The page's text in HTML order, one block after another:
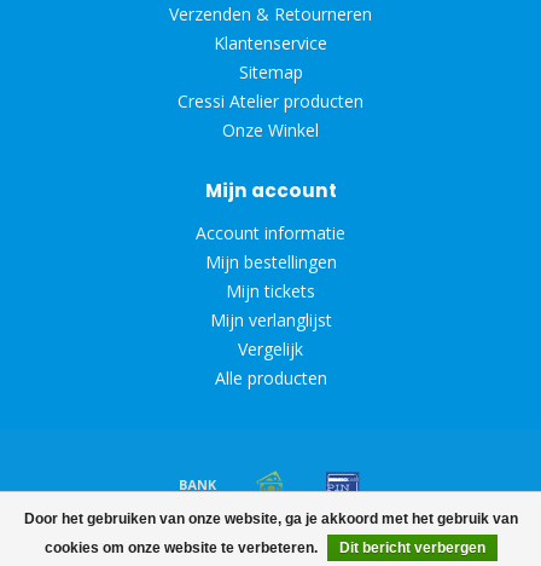
Door het gebruiken van onze website, ga je akkoord met het gebruik van
cookies om onze website te verbeteren.
Dit bericht verbergen
Verzenden & Retourneren
Klantenservice
Sitemap
Cressi Atelier producten
Onze Winkel
Mijn account
Account informatie
Mijn bestellingen
Mijn tickets
Mijn verlanglijst
Vergelijk
Alle producten
© Copyright 2026 Diveoutlet